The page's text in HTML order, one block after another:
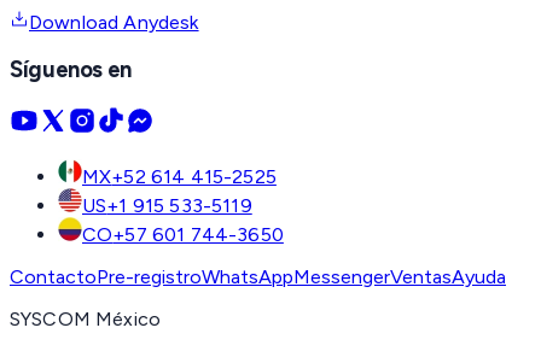
Download Anydesk
Síguenos en
MX+52 614 415-2525
US+1 915 533-5119
CO+57 601 744-3650
ContactoPre-registroWhatsAppMessengerVentasAyuda
SYSCOM México